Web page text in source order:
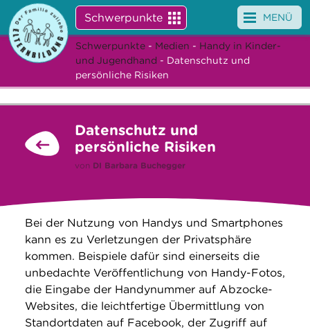
Schwerpunkte
Angebote
Veranstaltungen
Service
Suche
MENÜ
Schwerpunkte - Medien - Handy in Kinder-
und Jugendhand - Datenschutz und
persönliche Risiken
Datenschutz und
persönliche Risiken
von DI Barbara Buchegger
Bei der Nutzung von Handys und Smartphones
kann es zu Verletzungen der Privatsphäre
kommen. Beispiele dafür sind einerseits die
unbedachte Veröffentlichung von Handy-Fotos,
die Eingabe der Handynummer auf Abzocke-
Websites, die leichtfertige Übermittlung von
Standortdaten auf Facebook, der Zugriff auf